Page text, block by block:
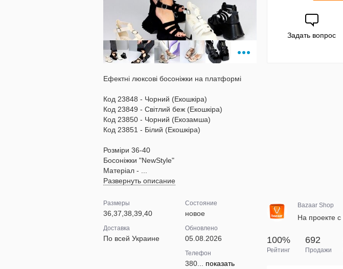
Задать вопрос
Ефектні люксові босоніжки на платформі
Код 23848 - Чорний (Екошкіра)
Код 23849 - Світлий беж (Екошкіра)
Код 23850 - Чорний (Екозамша)
Код 23851 - Білий (Екошкіра)
Розміри 36-40
Босоніжки "NewStyle"
Матеріал - ...
Развернуть описание
Размеры
36,37,38,39,40
Доставка
По всей Украине
Состояние
новое
Обновлено
05.08.2026
Телефон
380... показать
Bazaar Shop
На проекте
100%
Рейтинг
692
Продажи